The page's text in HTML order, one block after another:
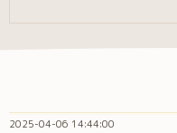
2025-04-06 14:44:00